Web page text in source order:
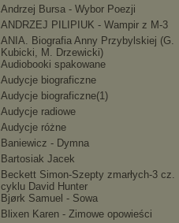
Andrzej Bursa - Wybor Poezji
ANDRZEJ PILIPIUK - Wampir z M-3
ANIA. Biografia Anny Przybylskiej (G.
Kubicki, M. Drzewicki)
Audiobooki spakowane
Audycje biograficzne
Audycje biograficzne(1)
Audycje radiowe
Audycje różne
Baniewicz - Dymna
Bartosiak Jacek
Beckett Simon-Szepty zmarłych-3 cz.
cyklu David Hunter
Bjørk Samuel - Sowa
Blixen Karen - Zimowe opowieści